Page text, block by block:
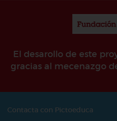
El desarollo de este
gracias al mecenazgo
Contacta con Pictoeduca